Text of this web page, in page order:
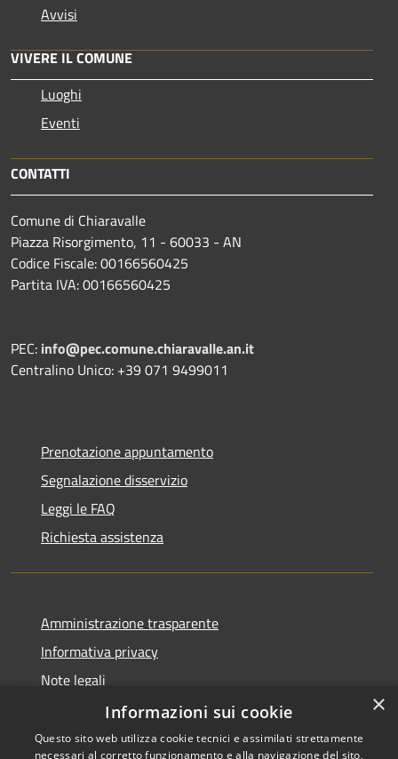
Avvisi
VIVERE IL COMUNE
Luoghi
Eventi
CONTATTI
Comune di Chiaravalle
Piazza Risorgimento, 11 - 60033 - AN
Codice Fiscale: 00166560425
Partita IVA: 00166560425
PEC: info@pec.comune.chiaravalle.an.it
Centralino Unico: +39 071 9499011
Prenotazione appuntamento
Segnalazione disservizio
Leggi le FAQ
Richiesta assistenza
Amministrazione trasparente
Informativa privacy
Note legali
Dichiarazione di accessibilità
×
Informazioni sui cookie
Questo sito web utilizza cookie tecnici e assimilati strettamente
necessari al corretto funzionamento e alla navigazione del sito,